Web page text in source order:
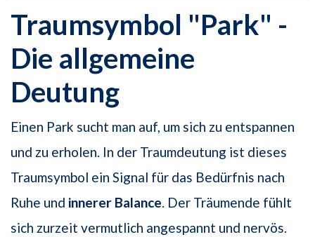
Traumsymbol "Park" -
Die allgemeine
Deutung
Einen Park sucht man auf, um sich zu entspannen
und zu erholen. In der Traumdeutung ist dieses
Traumsymbol ein Signal für das Bedürfnis nach
Ruhe und innerer Balance. Der Träumende fühlt
sich zurzeit vermutlich angespannt und nervös.